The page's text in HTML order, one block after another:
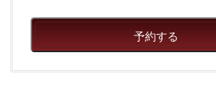
清らかな源泉、自然の恵みあるお食事
るお部屋、 大人のたしなみを感じてい
癒される宿で贅沢に幸せのときを安心
さい。
予約する